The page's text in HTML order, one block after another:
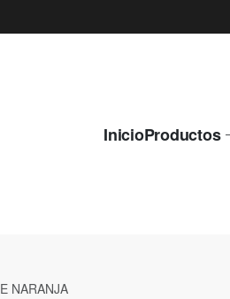
InicioProductos
NARANJA